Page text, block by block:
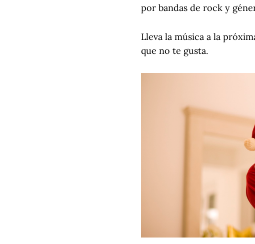
por bandas de rock y
Lleva la música a la
que no te gusta.